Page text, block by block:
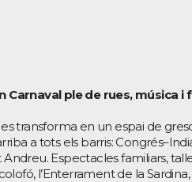
Carnaval ple de rues, música
transforma en un espai de
a tots els barris:
Espectacles familiars,
l’Enterrament de la